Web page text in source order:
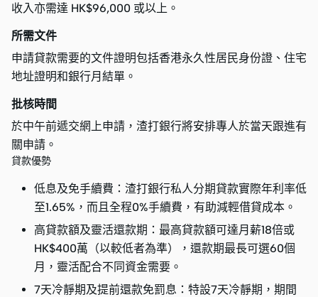
收入亦需達 HK$96,000 或以上。
所需文件
申請貸款需要的文件證明包括香港永久性居民身份證、住宅
地址證明和銀行月結單。
批核時間
於中午前遞交網上申請，渣打銀行將安排專人於當天跟進有
關申請。
貸款優勢
低息及免手續費：渣打銀行私人分期貸款實際年利率低
至1.65%，而且全程0%手續費，有助減輕借貸成本。
高貸款額及靈活還款期：最高貸款額可達月薪18倍或
HK$400萬（以較低者為準），還款期最長可選60個
月，靈活配合不同資金需要。
7天冷靜期及提前還款免罰息：特設7天冷靜期，期間